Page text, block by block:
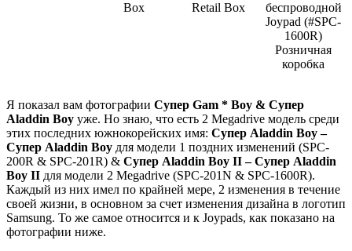
Box
Retail Box
беспроводной
Joypad (#SPC-
1600R)
Розничная
коробка
Я показал вам фотографии Супер Gam * Boy & Супер
Aladdin Boy уже. Но знаю, что есть 2 Megadrive модель среди
этих последних южнокорейских имя: Супер Aladdin Boy –
Супер Aladdin Boy для модели 1 поздних изменений (SPC-
200R & SPC-201R) & Супер Aladdin Boy II – Супер Aladdin
Boy II для модели 2 Megadrive (SPC-201N & SPC-1600R).
Каждый из них имел по крайней мере, 2 изменения в течение
своей жизни, в основном за счет изменения дизайна в логотип
Samsung. То же самое относится и к Joypads, как показано на
фотографии ниже.